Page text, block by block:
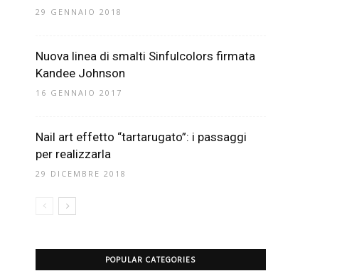
29 GENNAIO 2018
Nuova linea di smalti Sinfulcolors firmata
Kandee Johnson
16 GENNAIO 2017
Nail art effetto “tartarugato”: i passaggi
per realizzarla
29 DICEMBRE 2018
POPULAR CATEGORIES